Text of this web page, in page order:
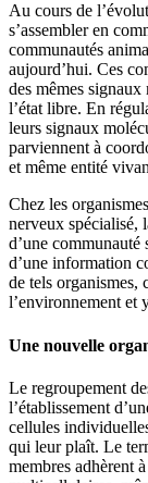
Au cours de
s’assembler en
communautés
aujourd’hui. Ces
des mêmes
l’état libre. En
leurs signaux
parviennent à
et même entité
Chez les
nerveux spécialisé,
d’une communauté
d’une information
de tels organismes,
l’environnement et
Une nouvelle
Le regroupement
l’établissement
cellules
qui leur plaît. Le
membres adhèrent